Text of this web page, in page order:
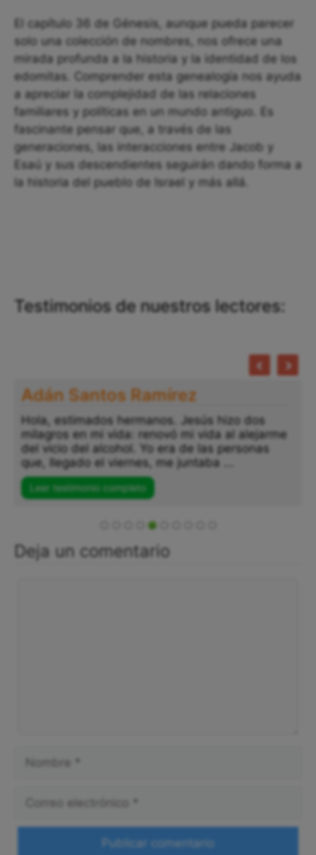
El capítulo 36 de Génesis, aunque pueda parecer
solo una colección de nombres, nos ofrece una
mirada profunda a la historia y la identidad de los
edomitas. Comprender esta genealogía nos ayuda
a apreciar la complejidad de las relaciones
familiares y políticas en un mundo antiguo. Es
fascinante pensar que, a través de las
generaciones, las interacciones entre Jacob y
Esaú y sus descendientes seguirán dando forma a
la historia del pueblo de Israel y más allá.
Testimonios de nuestros lectores:
Adán Santos Ramírez
Hola, estimados hermanos. Jesús hizo dos
milagros en mi vida: renovó mi vida al alejarme
del vicio del alcohol. Yo era de las personas
que, llegado el viernes, me juntaba ...
Leer testimonio completo
Deja un comentario